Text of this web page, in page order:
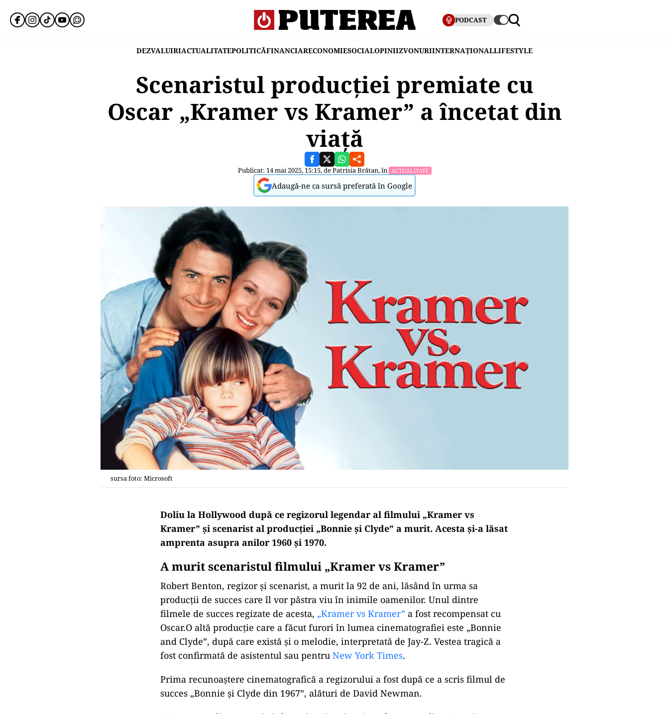
PODCAST
DEZVALUIRIACTUALITATEPOLITICĂFINANCIARECONOMIESOCIALOPINIIZVONURIINTERNAȚIONALLIFESTYLE
Scenaristul producției premiate cu
Oscar „Kramer vs Kramer” a încetat din
viață
Publicat: 14 mai 2025, 15:15, dePatrisia Brătan, în ACTUALITATE
Adaugă-ne ca sursă preferată în Google
sursa foto: Microsoft
Doliu la Hollywood după ce regizorul legendar al filmului „Kramer vs
Kramer” şi scenarist al producției „Bonnie şi Clyde” a murit. Acesta și-a lăsat
amprenta asupra anilor 1960 și 1970.
A murit scenaristul filmului „Kramer vs Kramer”
Robert Benton, regizorși scenarist, a murit la 92 de ani, lăsând în urma sa
producții de succes care îl vor păstra viu în inimile oamenilor. Unul dintre
filmele de succes regizate de acesta, „Kramer vs Kramer” a fost recompensat cu
Oscar.O altă producție care a făcut furori în lumea cinematografiei este „Bonnie
and Clyde”, după care există și o melodie, interpretată de Jay-Z. Vestea tragică a
fost confirmată de asistentul sau pentru New York Times.